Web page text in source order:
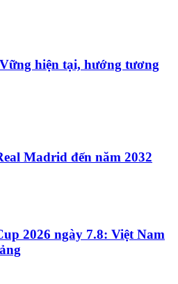
hiện tại, hướng tương
Madrid đến năm 2032
2026 ngày 7.8: Việt Nam